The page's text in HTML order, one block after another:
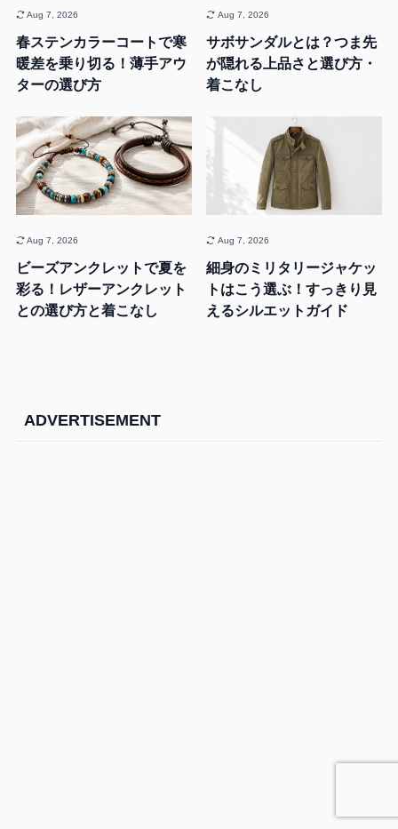
春ステンカラーコートで寒
暖差を乗り切る！薄手アウ
ターの選び方
Aug 7, 2026
サボサンダルとは？つま先
が隠れる上品さと選び方・
着こなし
Aug 7, 2026
ビーズアンクレットで夏を
彩る！レザーアンクレット
との選び方と着こなし
Aug 7, 2026
細身のミリタリージャケッ
トはこう選ぶ！すっきり見
えるシルエットガイド
Aug 7, 2026
ADVERTISEMENT